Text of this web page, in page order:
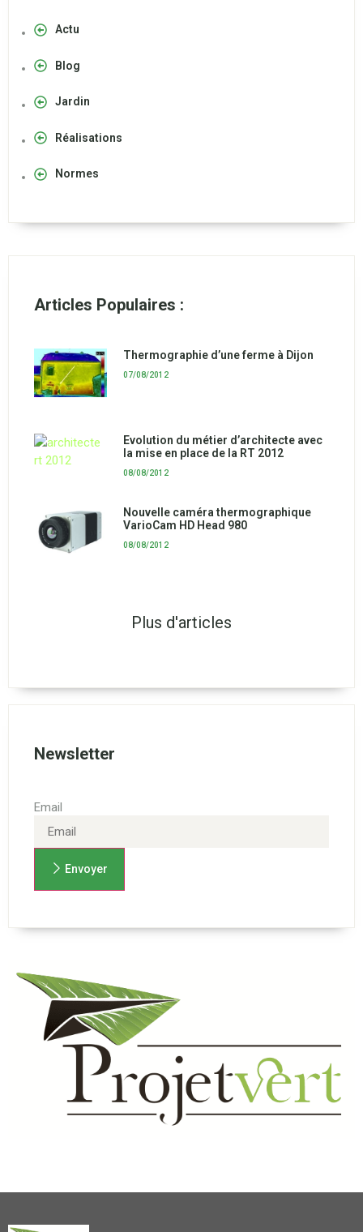
Actu
Blog
Jardin
Réalisations
Normes
Articles Populaires :
Thermographie d’une ferme à Dijon
07/08/2012
Evolution du métier d’architecte avec
la mise en place de la RT 2012
08/08/2012
Nouvelle caméra thermographique
VarioCam HD Head 980
08/08/2012
Plus d'articles
Newsletter
Email
Envoyer